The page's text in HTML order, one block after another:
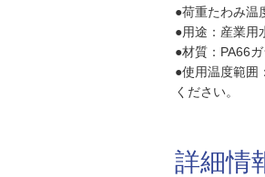
●荷重たわみ
●用途：産業用
●材質：PA66
●使用温度範囲
ください。
詳細情